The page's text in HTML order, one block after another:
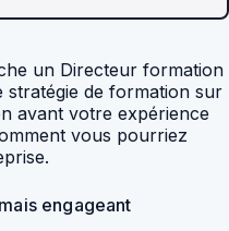
un Directeur formation
stratégie de formation sur
avant votre expérience
vous pourriez
engageant